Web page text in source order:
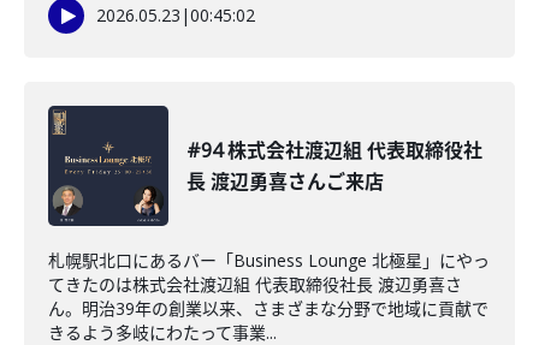
2026.05.23 |00:45:02
#94 株式会社渡辺組 代表取締役社
長 渡辺勇喜さんご来店
札幌駅北口にあるバー「Business Lounge 北極星」にやっ
てきたのは株式会社渡辺組 代表取締役社長 渡辺勇喜さ
ん。明治39年の創業以来、さまざまな分野で地域に貢献で
きるよう多岐にわたって事業...